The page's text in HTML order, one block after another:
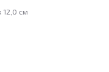
12,0 см